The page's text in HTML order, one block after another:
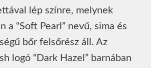
lép színre, melynek
a “Soft Pearl” nevű, sima és
bőr felsőrész áll. Az
logó “Dark Hazel” barnában